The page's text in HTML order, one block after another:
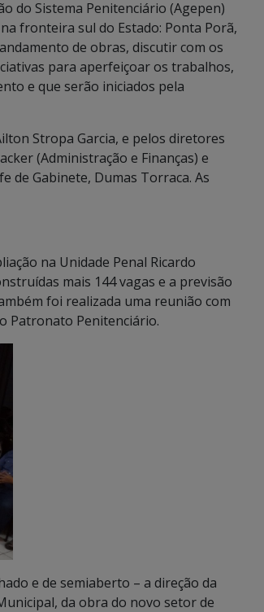
do Sistema Penitenciário (Agepen)
fronteira sul do Estado: Ponta Porã,
de obras, discutir com os
para aperfeiçoar os trabalhos,
e que serão iniciados pela
Stropa Garcia, e pelos diretores
(Administração e Finanças) e
de Gabinete, Dumas Torraca. As
na Unidade Penal Ricardo
mais 144 vagas e a previsão
foi realizada uma reunião com
Patronato Penitenciário.
e de semiaberto – a direção da
da obra do novo setor de